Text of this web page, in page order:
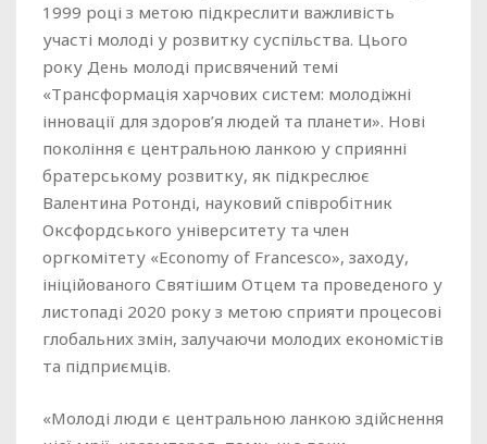
1999 році з метою підкреслити важливість
участі молоді у розвитку суспільства. Цього
року День молоді присвячений темі
«Трансформація харчових систем: молодіжні
інновації для здоров’я людей та планети». Нові
покоління є центральною ланкою у сприянні
братерському розвитку, як підкреслює
Валентина Ротонді, науковий співробітник
Оксфордського університету та член
оргкомітету «Economy of Francesco», заходу,
ініційованого Святішим Отцем та проведеного у
листопаді 2020 року з метою сприяти процесові
глобальних змін, залучаючи молодих економістів
та підприємців.
«Молоді люди є центральною ланкою здійснення